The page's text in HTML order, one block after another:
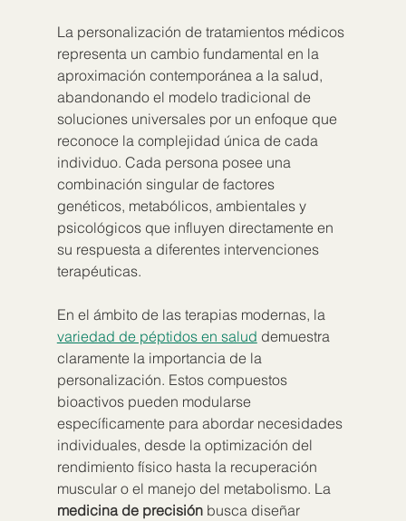
La personalización de tratamientos médicos
representa un cambio fundamental en la
aproximación contemporánea a la salud,
abandonando el modelo tradicional de
soluciones universales por un enfoque que
reconoce la complejidad única de cada
individuo. Cada persona posee una
combinación singular de factores
genéticos, metabólicos, ambientales y
psicológicos que influyen directamente en
su respuesta a diferentes intervenciones
terapéuticas.
En el ámbito de las terapias modernas, la
variedad de péptidos en salud demuestra
claramente la importancia de la
personalización. Estos compuestos
bioactivos pueden modularse
específicamente para abordar necesidades
individuales, desde la optimización del
rendimiento físico hasta la recuperación
muscular o el manejo del metabolismo. La
medicina de precisión busca diseñar